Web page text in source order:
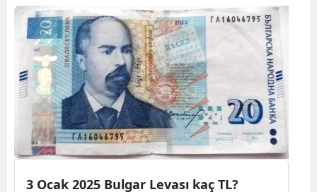
3 Ocak 2025 Bulgar Levası kaç TL?